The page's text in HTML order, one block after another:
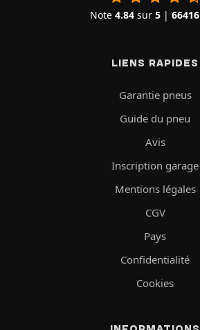
Note 4.84 sur 5 | 66416
LIENS RAPIDES
Garantie pneus
Guide du pneu
Avis
Inscription garage
Mentions légales
CGV
Pays
Confidentialité
Cookies